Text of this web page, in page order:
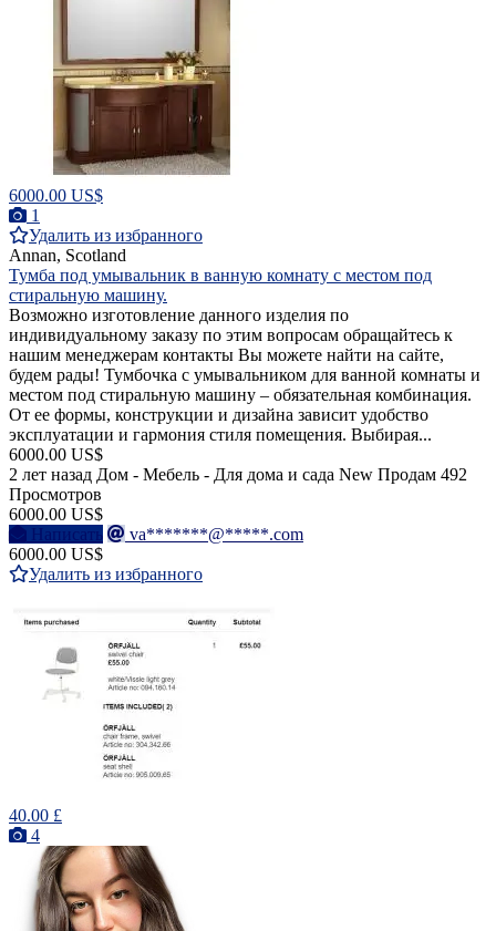
6000.00 US$
1
Удалить из избранного
Annan, Scotland
Тумба под умывальник в ванную комнату с местом под
стиральную машину.
Возможно изготовление данного изделия по
индивидуальному заказу по этим вопросам обращайтесь к
нашим менеджерам контакты Вы можете найти на сайте,
будем рады! Тумбочка с умывальником для ванной комнаты и
местом под стиральную машину – обязательная комбинация.
От ее формы, конструкции и дизайна зависит удобство
эксплуатации и гармония стиля помещения. Выбирая...
6000.00 US$
2 лет назад Дом - Мебель - Для дома и сада New Продам 492
Просмотров
6000.00 US$
Написать
va*******@*****.com
6000.00 US$
Удалить из избранного
40.00 £
4